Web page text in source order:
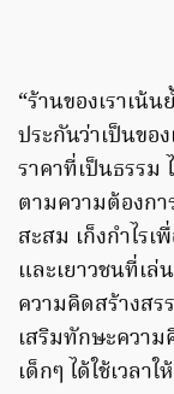
“ร้านของเราเน้
ประกันว่าเป็นขอ
ราคาที่เป็นธรรม
ตามความต้องก
สะสม เก็งกำไร
และเยาวชนที่เ
ความคิดสร้างส
เสริมทักษะควา
เด็กๆ ได้ใช้เวลา